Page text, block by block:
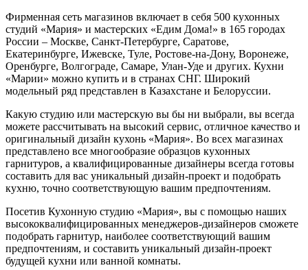
Фирменная сеть магазинов включает в себя 500 кухонных
студий «Мария» и мастерских «Едим Дома!» в 165 городах
России – Москве, Санкт-Петербурге, Саратове,
Екатеринбурге, Ижевске, Туле, Ростове-на-Дону, Воронеже,
Оренбурге, Волгограде, Самаре, Улан-Уде и других. Кухни
«Марии» можно купить и в странах СНГ. Широкий
модельный ряд представлен в Казахстане и Белоруссии.
Какую студию или мастерскую вы бы ни выбрали, вы всегда
можете рассчитывать на высокий сервис, отличное качество и
оригинальный дизайн кухонь «Мария». Во всех магазинах
представлено все многообразие образцов кухонных
гарнитуров, а квалифицированные дизайнеры всегда готовы
составить для вас уникальный дизайн-проект и подобрать
кухню, точно соответствующую вашим предпочтениям.
Посетив Кухонную студию «Мария», вы с помощью наших
высококвалифицированных менеджеров-дизайнеров сможете
подобрать гарнитур, наиболее соответствующий вашим
предпочтениям, и составить уникальный дизайн-проект
будущей кухни или ванной комнаты.